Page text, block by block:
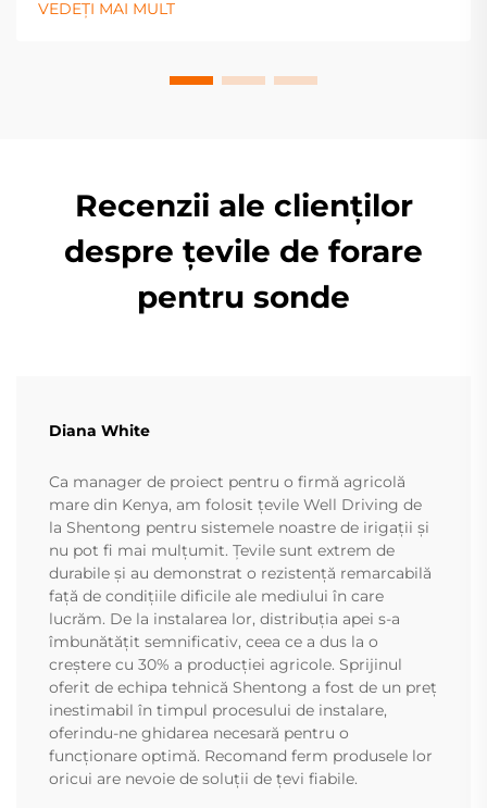
VEDEȚI MAI MULT
Recenzii ale clienților
despre țevile de forare
pentru sonde
Diana White
Ca manager de proiect pentru o firmă agricolă
mare din Kenya, am folosit țevile Well Driving de
la Shentong pentru sistemele noastre de irigații și
nu pot fi mai mulțumit. Țevile sunt extrem de
durabile și au demonstrat o rezistență remarcabilă
față de condițiile dificile ale mediului în care
lucrăm. De la instalarea lor, distribuția apei s-a
îmbunătățit semnificativ, ceea ce a dus la o
creștere cu 30% a producției agricole. Sprijinul
oferit de echipa tehnică Shentong a fost de un preț
inestimabil în timpul procesului de instalare,
oferindu-ne ghidarea necesară pentru o
funcționare optimă. Recomand ferm produsele lor
oricui are nevoie de soluții de țevi fiabile.